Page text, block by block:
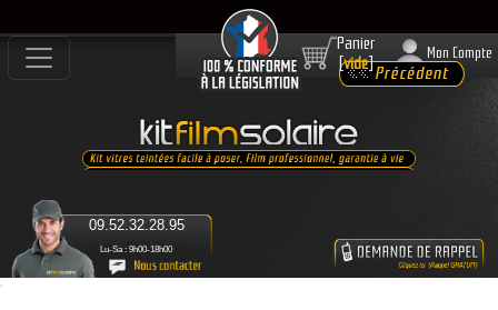
Lu-Sa : 9h00-18h00
09.52.32.28.95
Panier
[vide]
Mon Compte